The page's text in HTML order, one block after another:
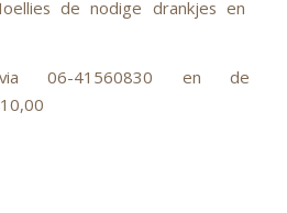
de nodige drankjes en
06-41560830 en de